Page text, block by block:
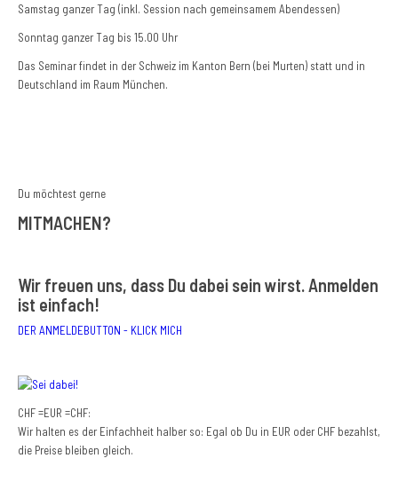
Samstag ganzer Tag (inkl. Session nach gemeinsamem Abendessen)
Sonntag ganzer Tag bis 15.00 Uhr
Das Seminar findet in der Schweiz im Kanton Bern (bei Murten) statt und in
Deutschland im Raum München.
Du möchtest gerne
MITMACHEN?
Wir freuen uns, dass Du dabei sein wirst. Anmelden
ist einfach!
DER ANMELDEBUTTON - KLICK MICH
CHF =EUR =CHF:
Wir halten es der Einfachheit halber so: Egal ob Du in EUR oder CHF bezahlst,
die Preise bleiben gleich.